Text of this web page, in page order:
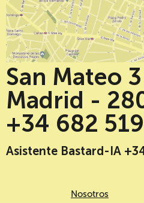
San Mateo 3
Madrid -
+34 682
Asistente Bastard-IA
Nosotros